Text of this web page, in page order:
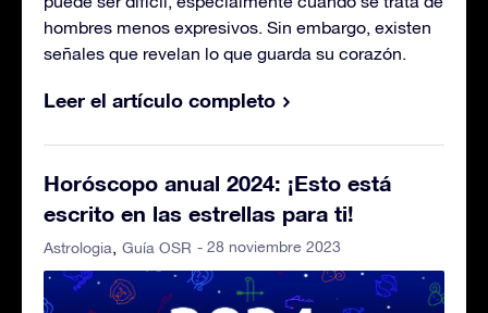
hombres menos expresivos. Sin embargo, existen
señales que revelan lo que guarda su corazón.
Leer el artículo completo
Horóscopo anual 2024: ¡Esto está
escrito en las estrellas para ti!
Astrologia Guía OSR - 28 noviembre 2023